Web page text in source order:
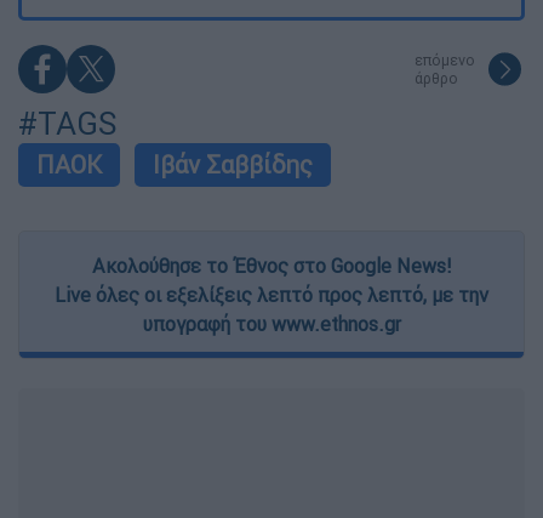
επόμενο
άρθρο
#TAGS
ΠΑΟΚ Ιβάν Σαββίδης
Ακολούθησε το Έθνος στο Google News!
Live όλες οι εξελίξεις λεπτό προς λεπτό, με την
υπογραφή του www.ethnos.gr